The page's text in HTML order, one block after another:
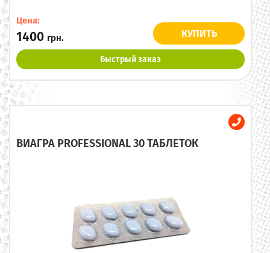
Цена:
1400 грн. КУПИТЬ
Быстрый заказ
ВИАГРА PROFESSIONAL 30 ТАБЛЕТОК